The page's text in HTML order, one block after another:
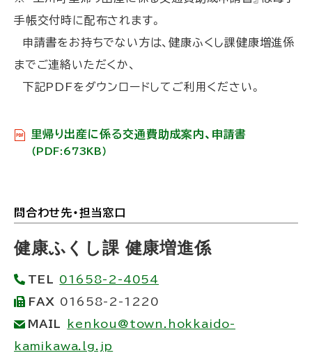
手帳交付時に配布されます。
申請書をお持ちでない方は、健康ふくし課健康増進係
までご連絡いただくか、
下記PDFをダウンロードしてご利用ください。
里帰り出産に係る交通費助成案内、申請書
（PDF:673KB）
ト
プ
に
戻
る
問合わせ先・担当窓口
健康ふくし課 健康増進係
TEL
01658-2-4054
FAX 01658-2-1220
MAIL
kenkou@town.hokkaido-
kamikawa.lg.jp